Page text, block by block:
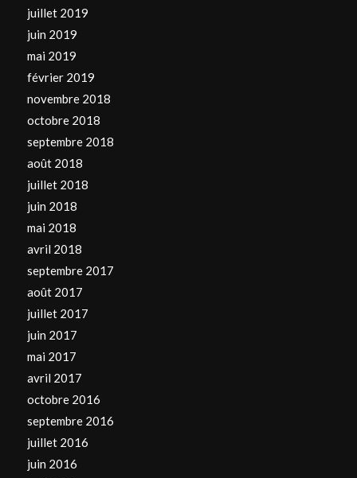
juillet 2019
juin 2019
mai 2019
février 2019
novembre 2018
octobre 2018
septembre 2018
août 2018
juillet 2018
juin 2018
mai 2018
avril 2018
septembre 2017
août 2017
juillet 2017
juin 2017
mai 2017
avril 2017
octobre 2016
septembre 2016
juillet 2016
juin 2016